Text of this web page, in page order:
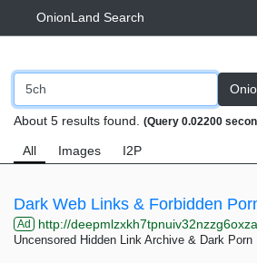
OnionLand Search
About 5 results found. (Query 0.02200
All Images I2P
Dark Web Links & Forbidden
Ad http://
Uncensored Hidden Link Archive & Dark Porn